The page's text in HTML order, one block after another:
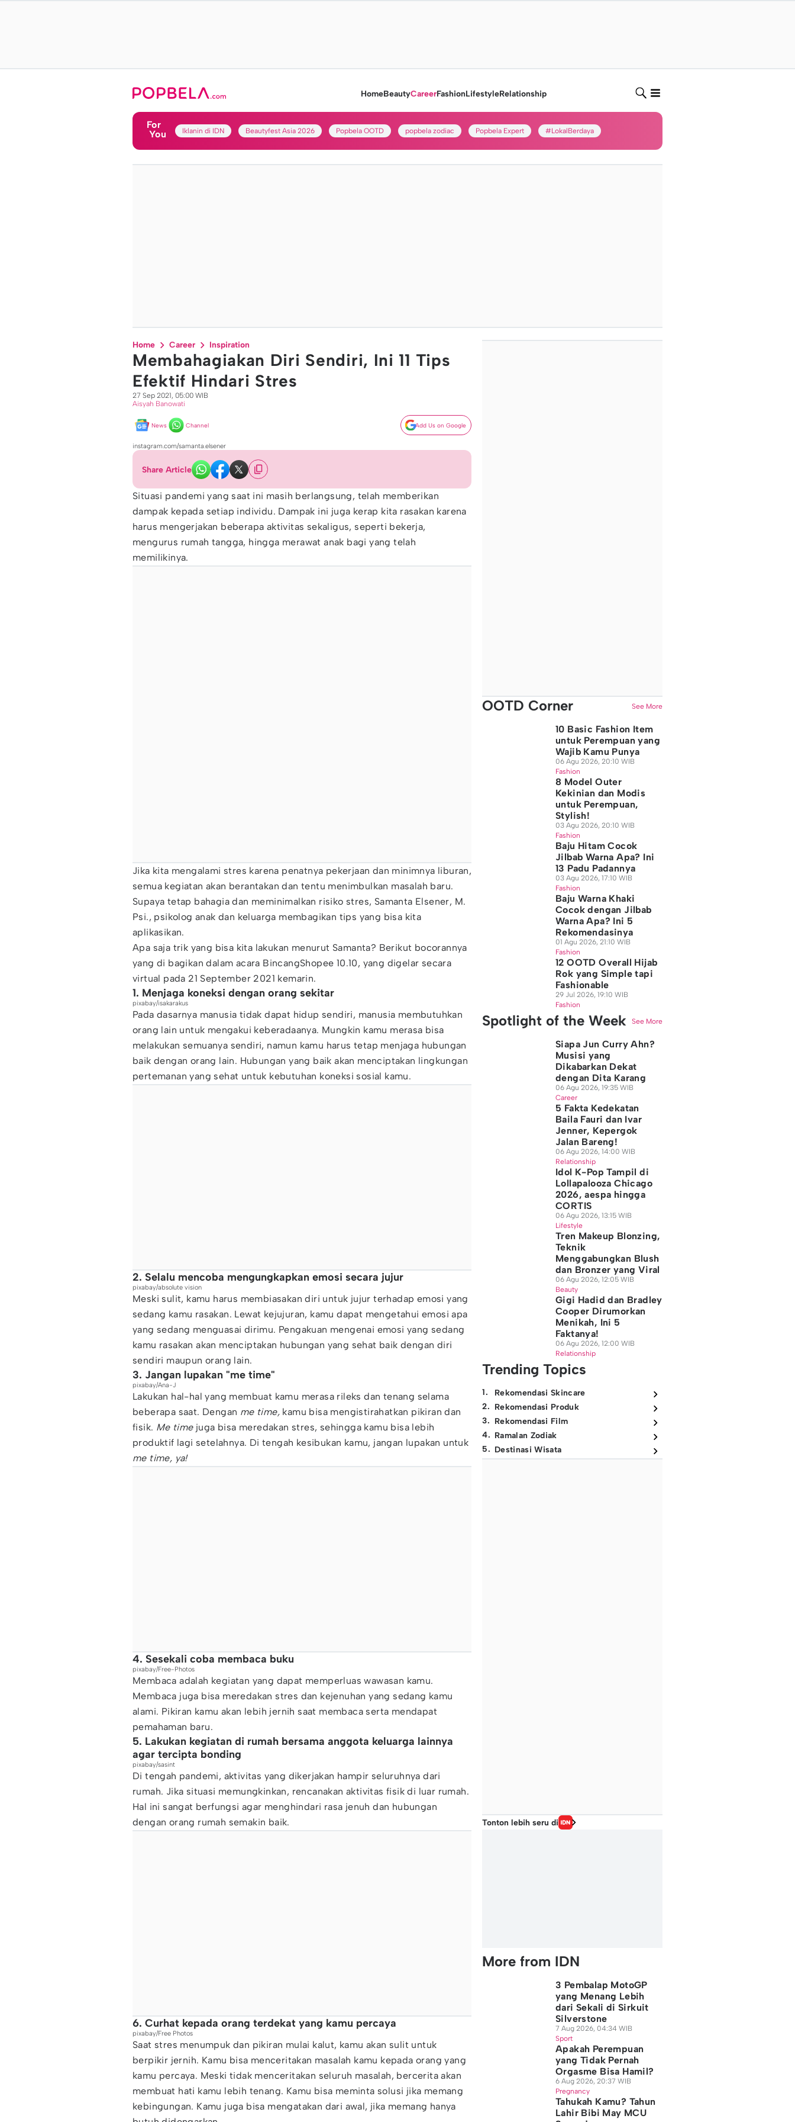
HomeBeautyCareerFashionLifestyleRelationship
For
You
Iklanin di IDN Beautyfest Asia 2026 Popbela OOTD popbela zodiac Popbela Expert #LokalBerdaya
Home Career Inspiration
Membahagiakan Diri Sendiri, Ini 11 Tips
Efektif Hindari Stres
27 Sep 2021, 05:00 WIB
Aisyah Banowati
News Channel Add Us on Google
instagram.com/samanta.elsener
Share Article
Situasi pandemi yang saat ini masih berlangsung, telah memberikan
dampak kepada setiap individu. Dampak ini juga kerap kita rasakan karena
harus mengerjakan beberapa aktivitas sekaligus, seperti bekerja,
mengurus rumah tangga, hingga merawat anak bagi yang telah
memilikinya.
Jika kita mengalami stres karena penatnya pekerjaan dan minimnya liburan,
semua kegiatan akan berantakan dan tentu menimbulkan masalah baru.
Supaya tetap bahagia dan meminimalkan risiko stres, Samanta Elsener, M.
Psi., psikolog anak dan keluarga membagikan tips yang bisa kita
aplikasikan.
Apa saja trik yang bisa kita lakukan menurut Samanta? Berikut bocorannya
yang di bagikan dalam acara BincangShopee 10.10, yang digelar secara
virtual pada 21 September 2021 kemarin.
1. Menjaga koneksi dengan orang sekitar
pixabay/isakarakus
Pada dasarnya manusia tidak dapat hidup sendiri, manusia membutuhkan
orang lain untuk mengakui keberadaanya. Mungkin kamu merasa bisa
melakukan semuanya sendiri, namun kamu harus tetap menjaga hubungan
baik dengan orang lain. Hubungan yang baik akan menciptakan lingkungan
pertemanan yang sehat untuk kebutuhan koneksi sosial kamu.
2. Selalu mencoba mengungkapkan emosi secara jujur
pixabay/absolute vision
Meski sulit, kamu harus membiasakan diri untuk jujur terhadap emosi yang
sedang kamu rasakan. Lewat kejujuran, kamu dapat mengetahui emosi apa
yang sedang menguasai dirimu. Pengakuan mengenai emosi yang sedang
kamu rasakan akan menciptakan hubungan yang sehat baik dengan diri
sendiri maupun orang lain.
3. Jangan lupakan "me time"
pixabay/Ana-J
Lakukan hal-hal yang membuat kamu merasa rileks dan tenang selama
beberapa saat. Dengan me time, kamu bisa mengistirahatkan pikiran dan
fisik. Me timejuga bisa meredakan stres, sehingga kamu bisa lebih
produktif lagi setelahnya. Di tengah kesibukan kamu, jangan lupakan untuk
me time, ya!
4. Sesekali coba membaca buku
pixabay/Free-Photos
Membaca adalah kegiatan yang dapat memperluas wawasan kamu.
Membaca juga bisa meredakan stres dan kejenuhan yang sedang kamu
alami. Pikiran kamu akan lebih jernih saat membaca serta mendapat
pemahaman baru.
5. Lakukan kegiatan di rumah bersama anggota keluarga lainnya
agar tercipta bonding
pixabay/sasint
Di tengah pandemi, aktivitas yang dikerjakan hampir seluruhnya dari
rumah. Jika situasi memungkinkan, rencanakan aktivitas fisik di luar rumah.
Hal ini sangat berfungsi agar menghindari rasa jenuh dan hubungan
dengan orang rumah semakin baik.
6. Curhat kepada orang terdekat yang kamu percaya
pixabay/Free Photos
Saat stres menumpuk dan pikiran mulai kalut, kamu akan sulit untuk
berpikir jernih. Kamu bisa menceritakan masalah kamu kepada orang yang
kamu percaya. Meski tidak menceritakan seluruh masalah, bercerita akan
membuat hati kamu lebih tenang. Kamu bisa meminta solusi jika memang
kebingungan. Kamu juga bisa mengatakan dari awal, jika memang hanya
OOTD Corner See More
10 Basic Fashion Item
untuk Perempuan yang
Wajib Kamu Punya
06 Agu 2026, 20:10 WIB
Fashion
8 Model Outer
Kekinian dan Modis
untuk Perempuan,
Stylish!
03 Agu 2026, 20:10 WIB
Fashion
Baju Hitam Cocok
Jilbab Warna Apa? Ini
13 Padu Padannya
03 Agu 2026, 17:10 WIB
Fashion
Baju Warna Khaki
Cocok dengan Jilbab
Warna Apa? Ini 5
Rekomendasinya
01 Agu 2026, 21:10 WIB
Fashion
12 OOTD Overall Hijab
Rok yang Simple tapi
Fashionable
29 Jul 2026, 19:10 WIB
Fashion
Spotlight of the Week See More
Siapa Jun Curry Ahn?
Musisi yang
Dikabarkan Dekat
dengan Dita Karang
06 Agu 2026, 19:35 WIB
Career
5 Fakta Kedekatan
Baila Fauri dan Ivar
Jenner, Kepergok
Jalan Bareng!
06 Agu 2026, 14:00 WIB
Relationship
Idol K-Pop Tampil di
Lollapalooza Chicago
2026, aespa hingga
CORTIS
06 Agu 2026, 13:15 WIB
Lifestyle
Tren Makeup Blonzing,
Teknik
Menggabungkan Blush
dan Bronzer yang Viral
06 Agu 2026, 12:05 WIB
Beauty
Gigi Hadid dan Bradley
Cooper Dirumorkan
Menikah, Ini 5
Faktanya!
06 Agu 2026, 12:00 WIB
Relationship
Trending Topics
1.
Rekomendasi Skincare
2. Rekomendasi Produk
3. Rekomendasi Film
4. Ramalan Zodiak
5. Destinasi Wisata
Tonton lebih seru di
More from IDN
3 Pembalap MotoGP
yang Menang Lebih
dari Sekali di Sirkuit
Silverstone
7 Aug 2026, 04:34 WIB
Sport
Apakah Perempuan
yang Tidak Pernah
Orgasme Bisa Hamil?
6 Aug 2026, 20:37 WIB
Pregnancy
Tahukah Kamu? Tahun
Lahir Bibi May MCU